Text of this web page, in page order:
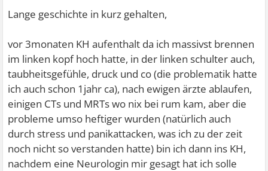
Lange geschichte in kurz gehalten,
vor 3monaten KH aufenthalt da ich massivst brennen
im linken kopf hoch hatte, in der linken schulter auch,
taubheitsgefühle, druck und co (die problematik hatte
ich auch schon 1jahr ca), nach ewigen ärzte ablaufen,
einigen CTs und MRTs wo nix bei rum kam, aber die
probleme umso heftiger wurden (natürlich auch
durch stress und panikattacken, was ich zu der zeit
noch nicht so verstanden hatte) bin ich dann ins KH,
nachdem eine Neurologin mir gesagt hat ich solle